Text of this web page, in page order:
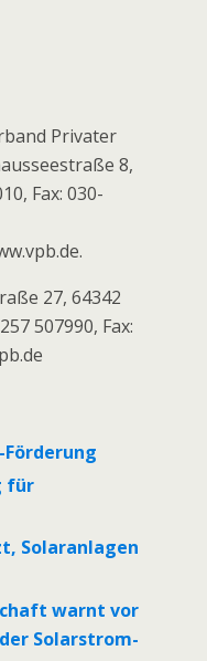
Privater
8,
Fax: 030-
27, 64342
507990, Fax:
für
Solaranlagen
warnt vor
Solarstrom-